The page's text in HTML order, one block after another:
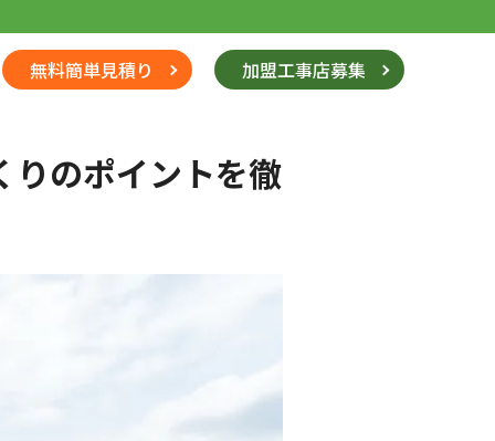
無料簡単見積り 加盟工事店募集
りのポイントを徹